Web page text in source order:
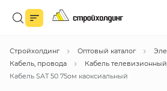
Войдите в личный кабинет
Вы сможете оформлять заказыпо
Стройхолдинг Оптовый каталог
Кабель, провода
Кабель телевизионный
Кабель SAT 50 75ом каоксиальный